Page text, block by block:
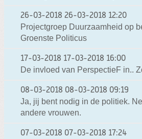
26-03-2018 26-03-2018 12:20
Projectgroep Duurzaamheid op
Groenste Politicus
17-03-2018 17-03-2018 16:00
De invloed van PerspectieF in..
08-03-2018 08-03-2018 09:19
Ja, jij bent nodig in de politiek.
andere vrouwen.
07-03-2018 07-03-2018 17:24